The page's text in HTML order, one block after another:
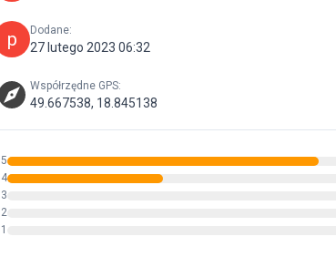
p Dodane:
27 lutego 2023 06:32
Współrzędne GPS:
49.667538, 18.845138
5
4
3
2
1